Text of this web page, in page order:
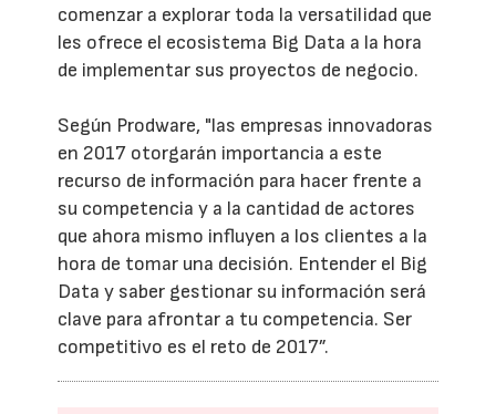
comenzar a explorar toda la versatilidad que
les ofrece el ecosistema Big Data a la hora
de implementar sus proyectos de negocio.
Según Prodware, "las empresas innovadoras
en 2017 otorgarán importancia a este
recurso de información para hacer frente a
su competencia y a la cantidad de actores
que ahora mismo influyen a los clientes a la
hora de tomar una decisión. Entender el Big
Data y saber gestionar su información será
clave para afrontar a tu competencia. Ser
competitivo es el reto de 2017”.